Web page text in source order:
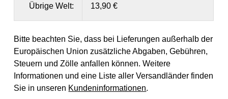
Übrige Welt: 13,90 €
Bitte beachten Sie, dass bei Lieferungen außerhalb der
Europäischen Union zusätzliche Abgaben, Gebühren,
Steuern und Zölle anfallen können. Weitere
Informationen und eine Liste aller Versandländer finden
Sie in unseren Kundeninformationen.